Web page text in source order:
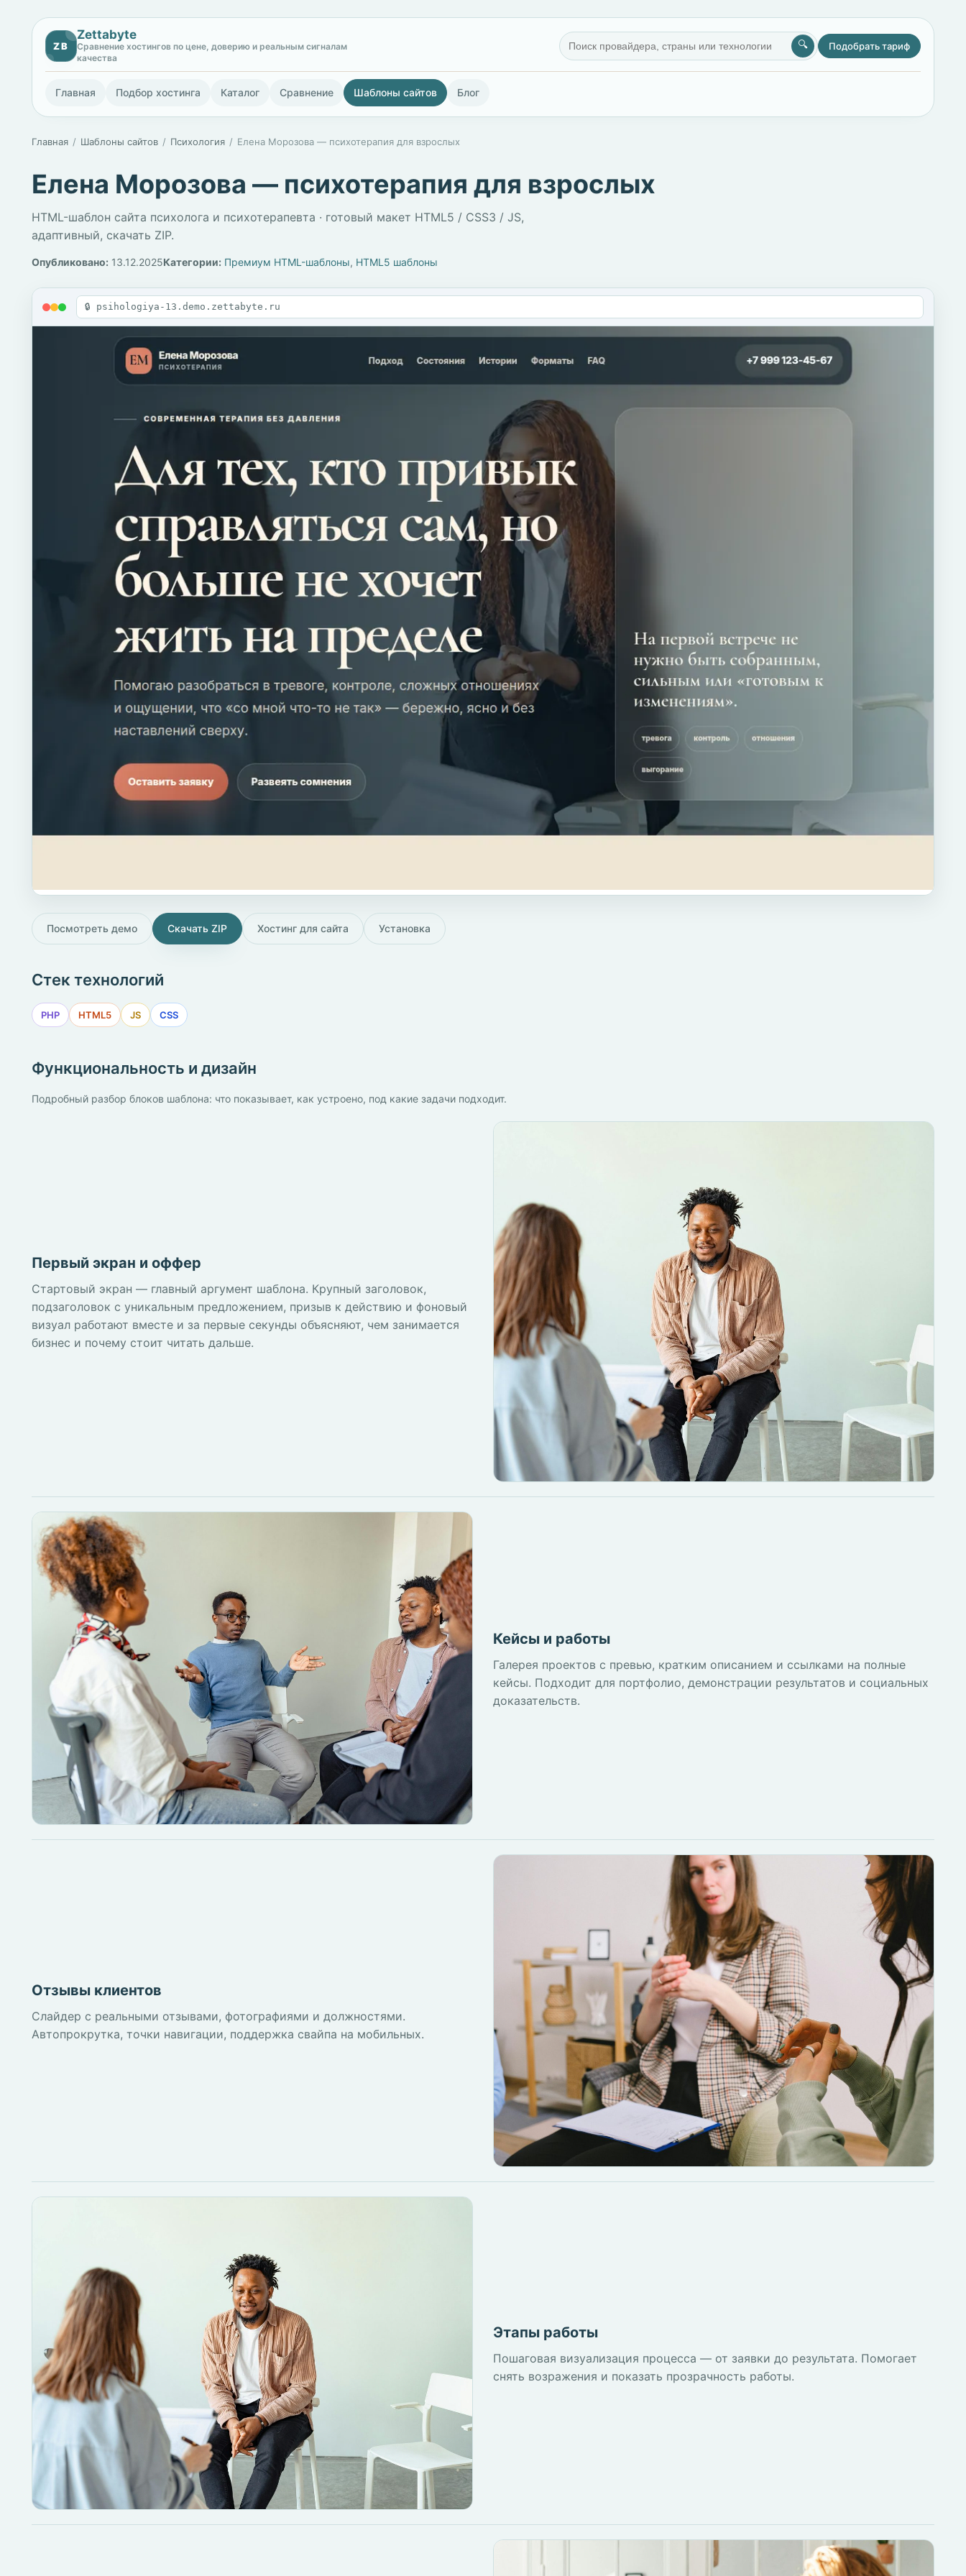
ZB
Zettabyte
Сравнение хостингов по цене, доверию и реальным сигналам
качества
🔍 Подобрать тариф
Главная Подбор хостинга Каталог Сравнение Шаблоны сайтов Блог
Главная Шаблоны сайтов Психология Елена Морозова — психотерапия для взрослых
Елена Морозова — психотерапия для взрослых
HTML-шаблон сайта психолога и психотерапевта · готовый макет HTML5 / CSS3 / JS,
адаптивный, скачать ZIP.
Опубликовано: 13.12.2025Категории: Премиум HTML-шаблоны, HTML5 шаблоны
🔒 psihologiya-13.demo.zettabyte.ru
Посмотреть демо Скачать ZIP Хостинг для сайта Установка
Стек технологий
PHP HTML5 JS CSS
Функциональность и дизайн
Подробный разбор блоков шаблона: что показывает, как устроено, под какие задачи подходит.
Первый экран и оффер
Стартовый экран — главный аргумент шаблона. Крупный заголовок,
подзаголовок с уникальным предложением, призыв к действию и фоновый
визуал работают вместе и за первые секунды объясняют, чем занимается
бизнес и почему стоит читать дальше.
Кейсы и работы
Галерея проектов с превью, кратким описанием и ссылками на полные
кейсы. Подходит для портфолио, демонстрации результатов и социальных
доказательств.
Отзывы клиентов
Слайдер с реальными отзывами, фотографиями и должностями.
Автопрокрутка, точки навигации, поддержка свайпа на мобильных.
Этапы работы
Пошаговая визуализация процесса — от заявки до результата. Помогает
снять возражения и показать прозрачность работы.